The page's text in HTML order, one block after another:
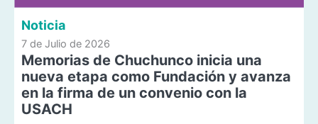
Noticia
7 de Julio de 2026
Memorias de Chuchunco inicia una
nueva etapa como Fundación y avanza
en la firma de un convenio con la
USACH